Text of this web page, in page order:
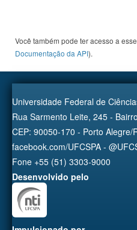
Você também pode ter acesso a
Documentação da API).
Universidade Federal de
Rua Sarmento Leite, 245 -
CEP: 90050-170 - Porto Alegre/
facebook.com/UFCSPA -
Fone +55 (51) 3303-9000
Desenvolvido pelo